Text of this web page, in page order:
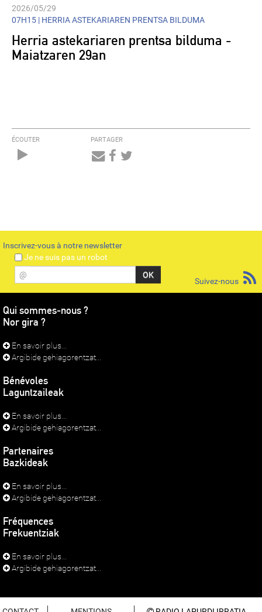
2026/05/29
07H15 | HERRIA ASTEKARIAREN PRENTSA BILDUMA
Herria astekariaren prentsa bilduma -
Maiatzaren 29an
ÉCOUTER PARTAGER
Inscrivez-vous à notre newsletter
Je ne suis pas un robot
@
Suivez-nous
Qui sommes-nous ?
Nor gira ?
En savoir plus...
Argibide gehiagorentzat...
Bénévoles
Laguntzaileak
En savoir plus...
Argibide gehiagorentzat...
Partenaires
Bazkideak
En savoir plus...
Argibide gehiagorentzat...
Fréquences
Frekuentziak
En savoir plus...
Argibide gehiagorentzat...